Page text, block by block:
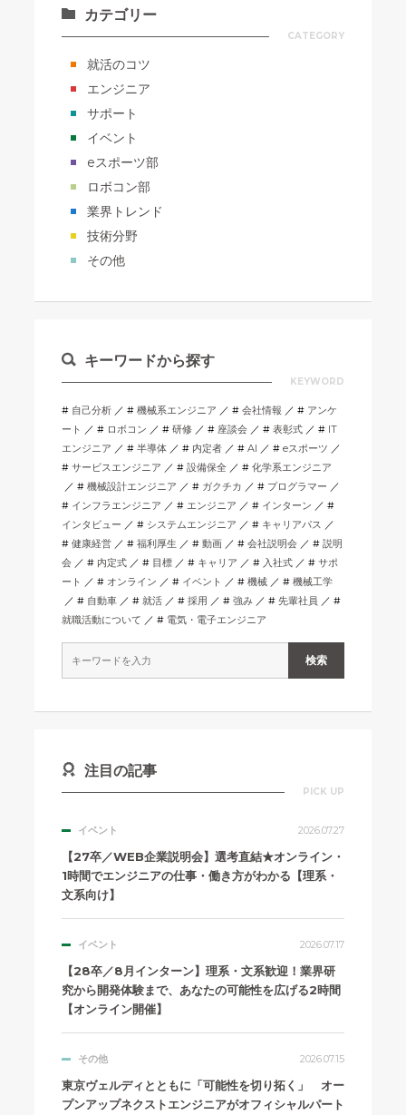
カテゴリー
CATEGORY
就活のコツ
エンジニア
サポート
イベント
eスポーツ部
ロボコン部
業界トレンド
技術分野
その他
キーワードから探す
KEYWORD
自己分析 機械系エンジニア 会社情報
アンケ
ート
ロボコン 研修 座談会 表彰式
IT
エンジニア
半導体 内定者 AI
eスポーツ
サービスエンジニア
設備保全
化学系エンジニア
機械設計エンジニア
ガクチカ
プログラマー
インフラエンジニア
エンジニア
インターン
インタビュー
システムエンジニア
キャリアパス
健康経営
福利厚生 動画 会社説明会
説明
会
内定式 目標 キャリア 入社式
サポ
ート
オンライン イベント 機械
機械工学
自動車
就活 採用 強み
先輩社員
就職活動について
電気・電子エンジニア
注目の記事
PICK UP
イベント 2026.07.27
【27卒／WEB企業説明会】選考直結★オンライン・
1時間でエンジニアの仕事・働き方がわかる【理系・
文系向け】
イベント 2026.07.17
【28卒／8月インターン】理系・文系歓迎！業界研
究から開発体験まで、あなたの可能性を広げる2時間
【オンライン開催】
その他 2026.07.15
東京ヴェルディとともに「可能性を切り拓く」 オー
プンアップネクストエンジニアがオフィシャルパート